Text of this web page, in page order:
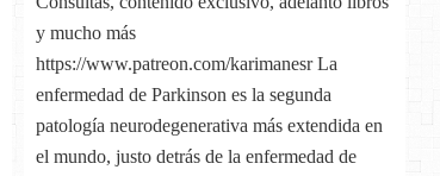
y mucho más
https://www.patreon.com/karimanesr La
enfermedad de Parkinson es la segunda
patología neurodegenerativa más extendida en
el mundo, justo detrás de la enfermedad de